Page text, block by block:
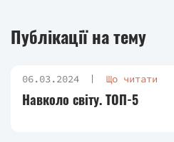
Публікації на тему
06.03.2024 Що читати
Навколо світу. ТОП-5